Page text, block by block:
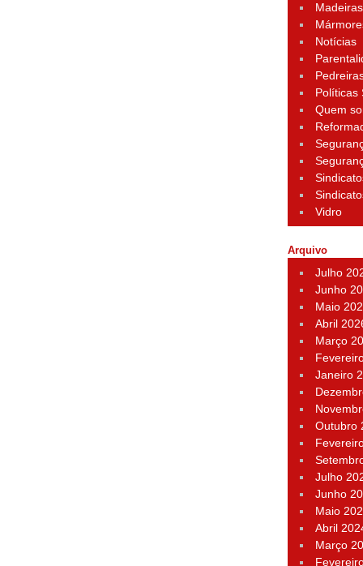
Madeiras
Notícias
Políticas
Quem
Vidro
Arquivo
Julho
Junho
Maio
Abril
Março
Janeiro
Outubro
Julho
Junho
Maio
Abril
Março